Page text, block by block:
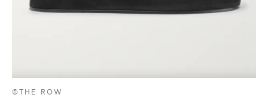
©THE ROW